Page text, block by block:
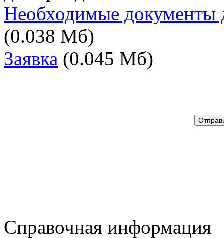
Необходимые документы
(0.038 Мб)
Заявка (0.045 Мб)
Справочная информация